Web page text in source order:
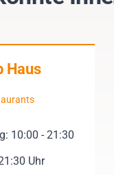
Haus
10:00 - 21:30
Uhr